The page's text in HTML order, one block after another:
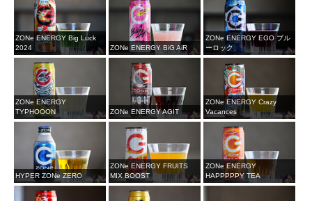
ZONe ENERGY Big Luck
2024
ZONe ENERGY BiG AiR
ZONe ENERGY EGO ブル
ーロック
ZONe ENERGY
TYPHOOON
ZONe ENERGY AGIT
ZONe ENERGY Crazy
Vacances
HYPER ZONe ZERO
ZONe ENERGY FRUITS
MIX BOOST
ZONe ENERGY
HAPPPPPY TEA